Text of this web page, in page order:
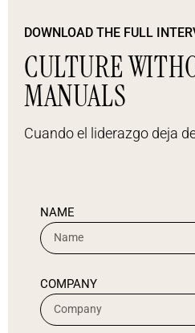
DOWNLOAD THE FULL
CULTURE
MANUALS
Cuando el liderazgo deja
NAME
COMPANY